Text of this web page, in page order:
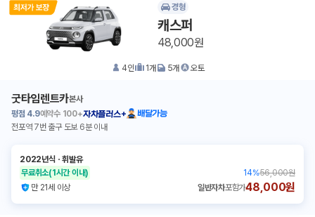
경형
캐스퍼
48,000원
4인 1개 5개 오토
굿타임렌트카본사
평점 4.9예약수 100+자차플러스+
배달가능
전포역 7번 출구 도보 6분 이내
2022년식 ㆍ휘발유
무료취소(1시간 이내) 14%56,000원
만 21세 이상
일반자차포함가48,000원